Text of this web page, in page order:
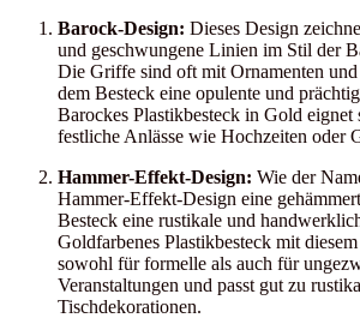
Barock-Design: Dieses Design
und geschwungene Linien im Stil der
Die Griffe sind oft mit Ornamenten
dem Besteck eine opulente und
Barockes Plastikbesteck in Gold eignet
festliche Anlässe wie Hochzeiten oder
Hammer-Effekt-Design: Wie der
Hammer-Effekt-Design eine
Besteck eine rustikale und
Goldfarbenes Plastikbesteck mit
sowohl für formelle als auch für
Veranstaltungen und passt gut zu
Tischdekorationen.